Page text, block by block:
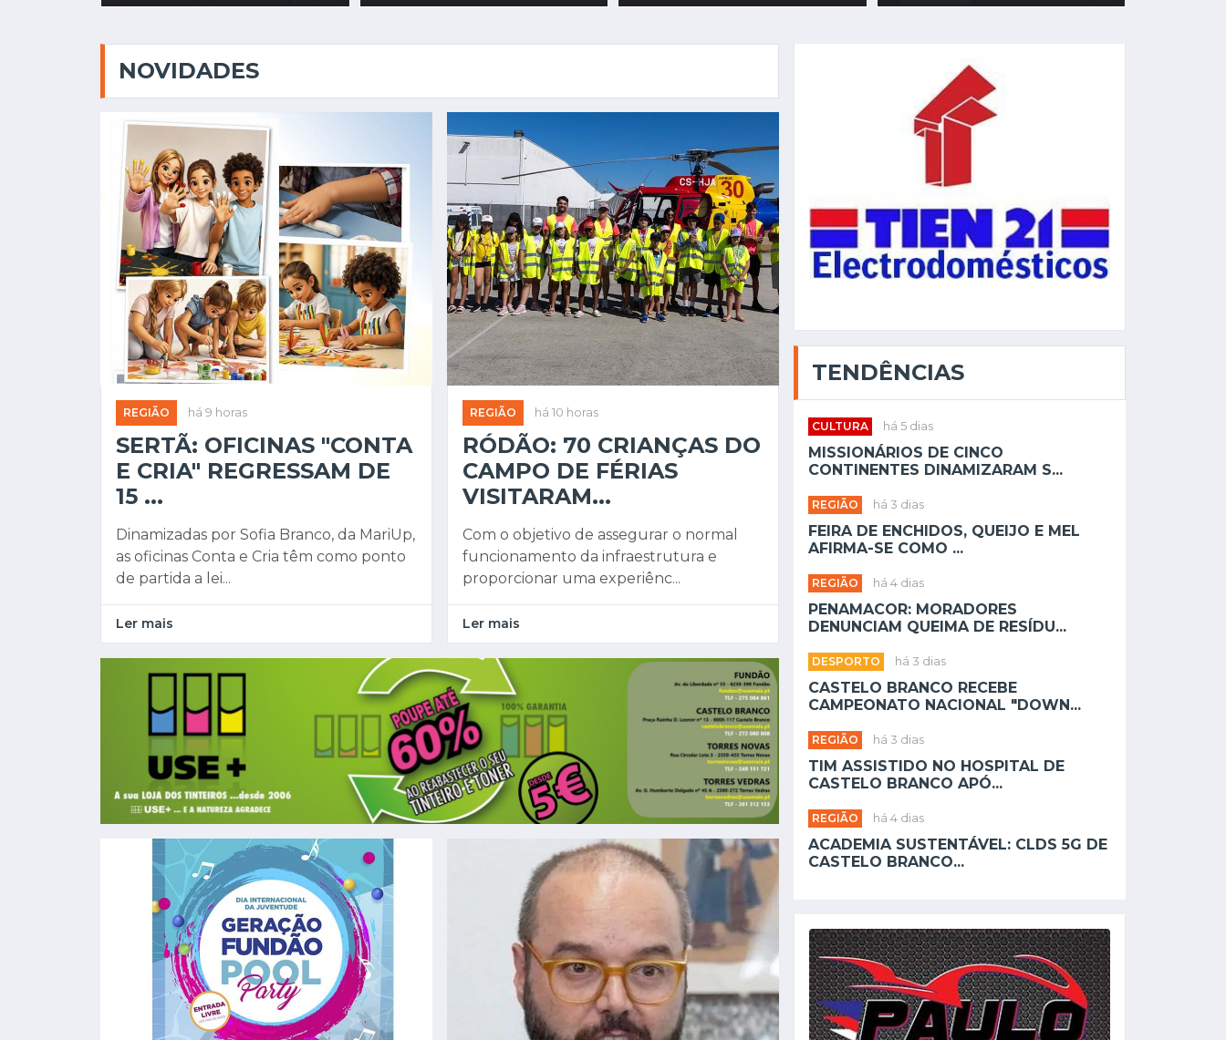
NOVIDADES
REGIÃO há 9 horas
SERTÃ: OFICINAS "CONTA
E CRIA" REGRESSAM DE
15 ...
Dinamizadas por Sofia Branco, da MariUp,
as oficinas Conta e Cria têm como ponto
de partida a lei...
Ler mais
REGIÃO há 10 horas
RÓDÃO: 70 CRIANÇAS DO
CAMPO DE FÉRIAS
VISITARAM...
Com o objetivo de assegurar o normal
funcionamento da infraestrutura e
proporcionar uma experiênc...
Ler mais
TENDÊNCIAS
CULTURA há 5 dias
MISSIONÁRIOS DE CINCO
CONTINENTES DINAMIZARAM S...
REGIÃO há 3 dias
FEIRA DE ENCHIDOS, QUEIJO E MEL
AFIRMA-SE COMO ...
REGIÃO há 4 dias
PENAMACOR: MORADORES
DENUNCIAM QUEIMA DE RESÍDU...
DESPORTO há 3 dias
CASTELO BRANCO RECEBE
CAMPEONATO NACIONAL "DOWN...
REGIÃO há 3 dias
TIM ASSISTIDO NO HOSPITAL DE
CASTELO BRANCO APÓ...
REGIÃO há 4 dias
ACADEMIA SUSTENTÁVEL: CLDS 5G DE
CASTELO BRANCO...